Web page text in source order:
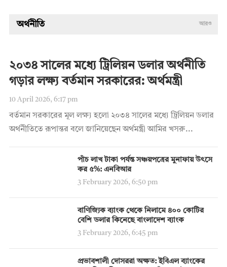
অর্থনীতি আরও
২০৩৪ সালের মধ্যে ট্রিলিয়ন ডলার অর্থনীতি
গড়ার লক্ষ্য বর্তমান সরকারের: অর্থমন্ত্রী
10 April 2026, 6:17 pm
বর্তমান সরকারের মূল লক্ষ্য হলো ২০৩৪ সালের মধ্যে ট্রিলিয়ন ডলার
অর্থনীতিতে রূপান্তর বলে জানিয়েছেন অর্থমন্ত্রী আমির খসরু...
পাঁচ লাখ টাকা পর্যন্ত সঞ্চয়পত্রের মুনাফায় উৎসে
কর ৫%: এনবিআর
3 February 2026, 6:50 pm
বাণিজ্যিক ব্যাংক থেকে নিলামে ৪০০ কোটির
বেশি ডলার কিনেছে বাংলাদেশ ব্যাংক
3 February 2026, 6:45 pm
প্রভাবশালী দোসররা অক্ষত: ইবিএল ব্যাংকের